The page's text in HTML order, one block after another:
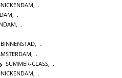
,
,
,
,
SUMMER-CLASS